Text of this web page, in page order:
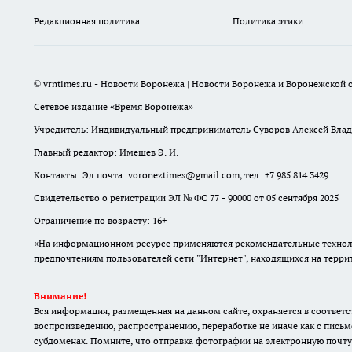
Редакционная политика Политика этики
© vrntimes.ru - Новости Воронежа | Новости Воронежа и Воронежской
Сетевое издание «Время Воронежа»
Учредитель: Индивидуальный предприниматель Суворов Алексей
Главный редактор: Имешев Э. И.
Контакты: Эл.почта: voroneztimes@gmail.com, тел: +7 985 814 3429
Свидетельство о регистрации ЭЛ № ФС 77 - 90000 от 05 сентября 2025
Ограничение по возрасту: 16+
«На информационном ресурсе применяются рекомендательные
предпочтениям пользователей сети "Интернет", находящихся на
Внимание!
Вся информация, размещенная на данном сайте, охраняется в
воспроизведению, распространению, переработке не иначе как с
субдоменах. Помните, что отправка фотографии на электронную